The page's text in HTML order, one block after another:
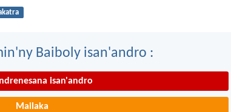
Baiboly isan'andro :
isan'andro
Mailaka